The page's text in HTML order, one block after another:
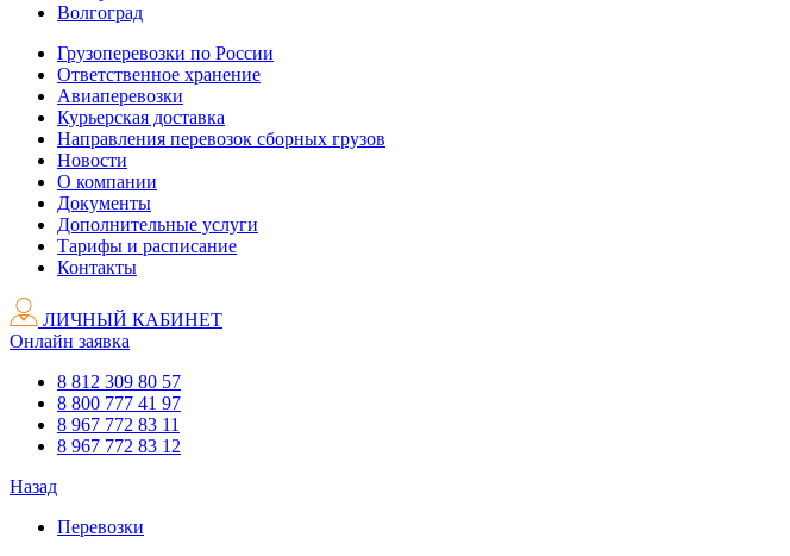
Волгоград
Грузоперевозки по России
Ответственное хранение
Авиаперевозки
Курьерская доставка
Направления перевозок сборных грузов
Новости
О компании
Документы
Дополнительные услуги
Тарифы и расписание
Контакты
ЛИЧНЫЙ КАБИНЕТ
Онлайн заявка
8 812 309 80 57
8 800 777 41 97
8 967 772 83 11
8 967 772 83 12
Назад
Перевозки